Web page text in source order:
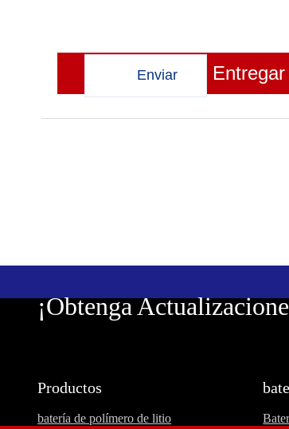
Entregar
¡Obtenga
Productos
batería de polímero de litio